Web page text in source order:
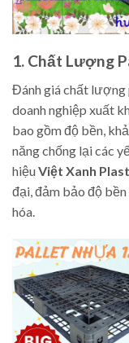
1. Chất Lượng
Đánh giá chất lượng
doanh nghiệp xuất
bao gồm độ bền,
năng chống lại các
hiệuViệt Xanh
đại, đảm bảo độ
hóa.